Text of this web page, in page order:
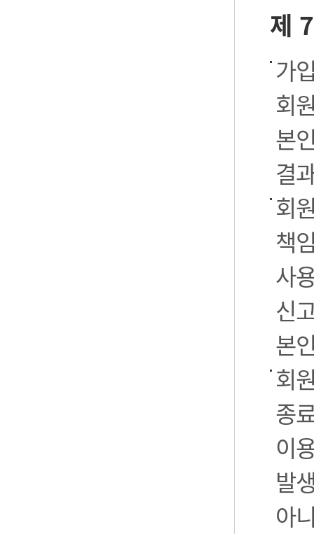
제
가
회
본
결
회
책
사
신
본
회
종
이
발
아